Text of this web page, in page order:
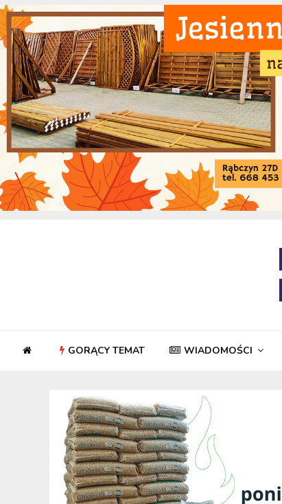
GORĄCY TEMAT WIADOMOŚCI